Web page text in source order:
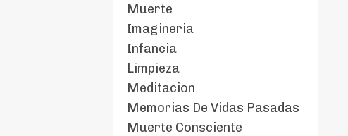
Muerte
Imagineria
Infancia
Limpieza
Meditacion
Memorias De Vidas Pasadas
Muerte Consciente